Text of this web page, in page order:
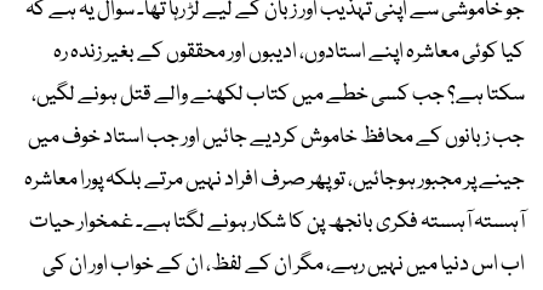
جو خاموشی سے اپنی تہذیب اور زبان کے لیے لڑ رہا تھا۔ سوال یہ ہے کہ
کیا کوئی معاشرہ اپنے استادوں، ادیبوں اور محققوں کے بغیر زندہ رہ
سکتا ہے؟ جب کسی خطے میں کتاب لکھنے والے قتل ہونے لگیں،
جب زبانوں کے محافظ خاموش کردیے جائیں اور جب استاد خوف میں
جینے پر مجبور ہوجائیں، تو پھر صرف افراد نہیں مرتے بلکہ پورا معاشرہ
آہستہ آہستہ فکری بانجھ پن کا شکار ہونے لگتا ہے۔ غمخوار حیات
اب اس دنیا میں نہیں رہے، مگر ان کے لفظ، ان کے خواب اور ان کی